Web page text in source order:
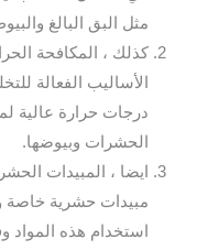
مثل البق البالغ
كذلك ، المكافحة
الأساليب الفعالة
درجات حرارة عالية
الحشرات وبيوضها.
ايضا ، المبيدات
مبيدات حشرية خاصة
استخدام هذه المواد